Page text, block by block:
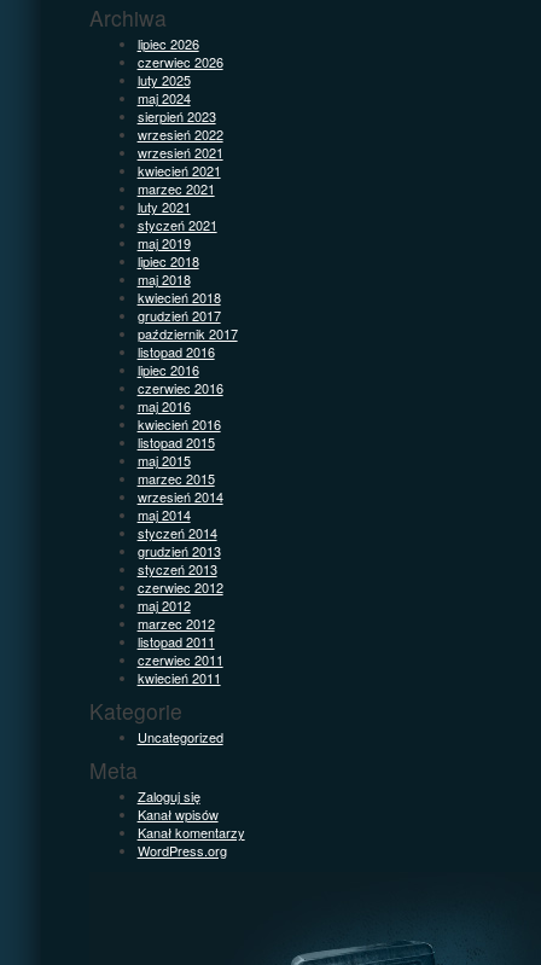
Archiwa
lipiec 2026
czerwiec 2026
luty 2025
maj 2024
sierpień 2023
wrzesień 2022
wrzesień 2021
kwiecień 2021
marzec 2021
luty 2021
styczeń 2021
maj 2019
lipiec 2018
maj 2018
kwiecień 2018
grudzień 2017
październik 2017
listopad 2016
lipiec 2016
czerwiec 2016
maj 2016
kwiecień 2016
listopad 2015
maj 2015
marzec 2015
wrzesień 2014
maj 2014
styczeń 2014
grudzień 2013
styczeń 2013
czerwiec 2012
maj 2012
marzec 2012
listopad 2011
czerwiec 2011
kwiecień 2011
Kategorie
Uncategorized
Meta
Zaloguj się
Kanał wpisów
Kanał komentarzy
WordPress.org